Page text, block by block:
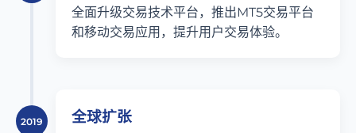
全面升级交易技术平台，推出MT5交易平台
和移动交易应用，提升用户交易体验。
2019 全球扩张